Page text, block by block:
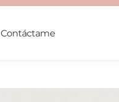
Contáctame